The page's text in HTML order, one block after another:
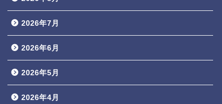
2026年7月
2026年6月
2026年5月
2026年4月